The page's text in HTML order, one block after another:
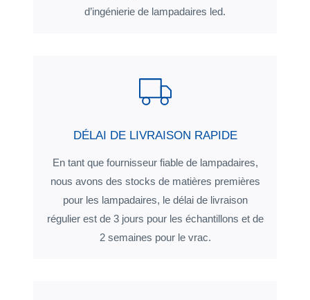
d’ingénierie de lampadaires led.
DÉLAI DE LIVRAISON RAPIDE
En tant que fournisseur fiable de lampadaires,
nous avons des stocks de matières premières
pour les lampadaires, le délai de livraison
régulier est de 3 jours pour les échantillons et de
2 semaines pour le vrac.